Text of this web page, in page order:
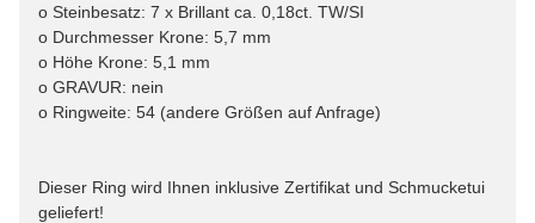
o Steinbesatz: 7 x Brillant ca. 0,18ct. TW/SI
o Durchmesser Krone: 5,7 mm
o Höhe Krone: 5,1 mm
o GRAVUR: nein
o Ringweite: 54 (andere Größen auf Anfrage)
Dieser Ring wird Ihnen inklusive Zertifikat und Schmucketui
geliefert!